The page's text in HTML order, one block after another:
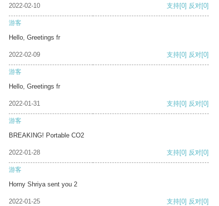
2022-02-10 支持[0] 反对[0]
游客
Hello, Greetings fr
2022-02-09 支持[0] 反对[0]
游客
Hello, Greetings fr
2022-01-31 支持[0] 反对[0]
游客
BREAKING! Portable CO2
2022-01-28 支持[0] 反对[0]
游客
Horny Shriya sent you 2
2022-01-25 支持[0] 反对[0]